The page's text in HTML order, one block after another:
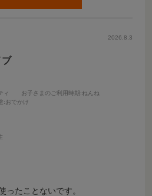
2026.8.3
ブ
ィ お子さまのご利用時期 :ねんね
:おでかけ
ったことないです。